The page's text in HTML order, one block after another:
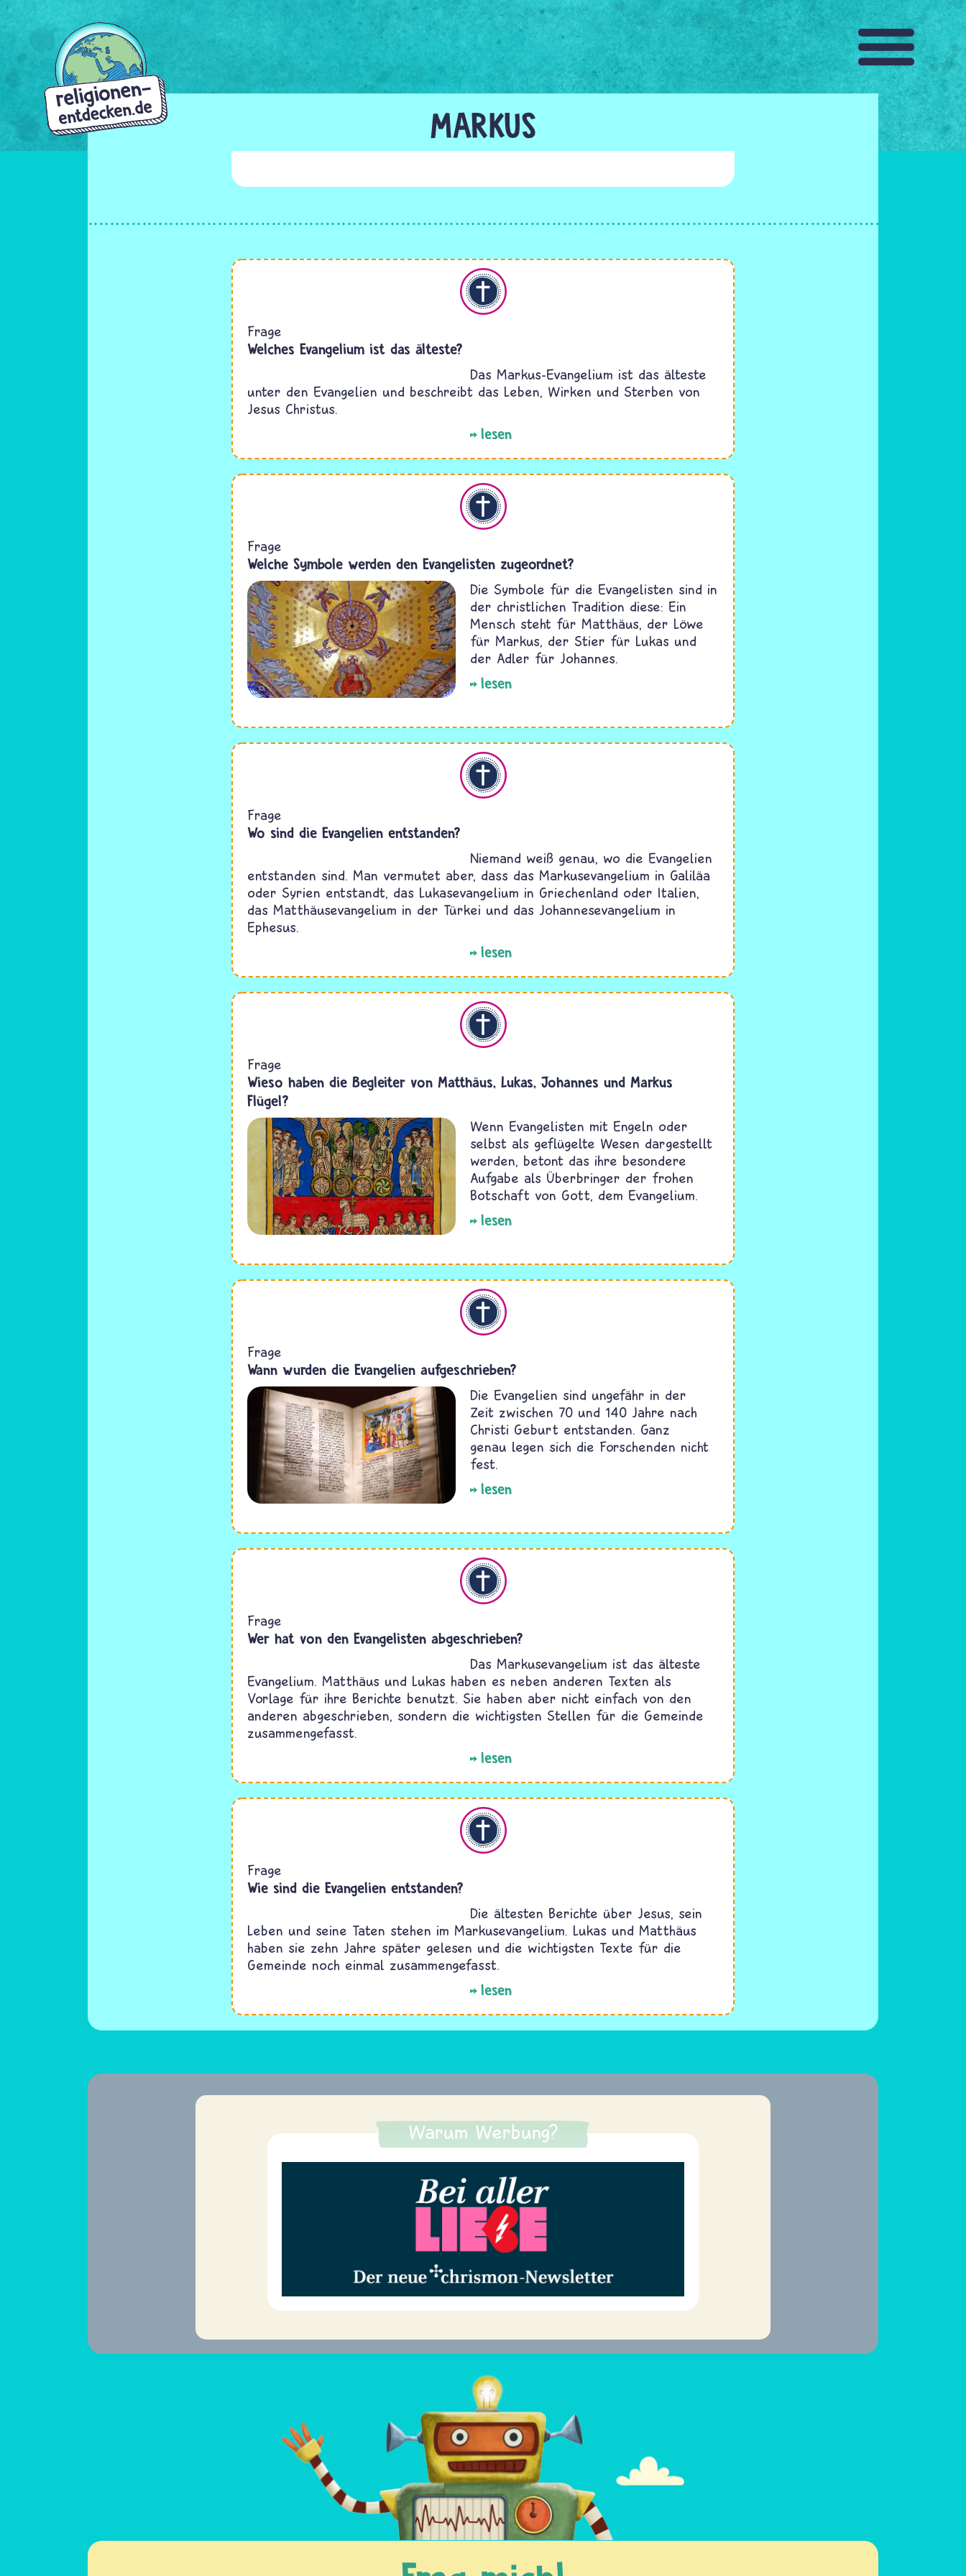
Direkt
MARKUS
Frage
Welches Evangelium ist das älteste?
Das Markus-Evangelium ist das älteste
unter den Evangelien und beschreibt das Leben, Wirken und Sterben von
Jesus Christus.
lesen
Frage
Welche Symbole werden den Evangelisten zugeordnet?
Die Symbole für die Evangelisten sind in
der christlichen Tradition diese: Ein
Mensch steht für Matthäus, der Löwe
für Markus, der Stier für Lukas und
der Adler für Johannes.
lesen
Frage
Wo sind die Evangelien entstanden?
Niemand weiß genau, wo die Evangelien
entstanden sind. Man vermutet aber, dass das Markusevangelium in Galiläa
oder Syrien entstandt, das Lukasevangelium in Griechenland oder Italien,
das Matthäusevangelium in der Türkei und das Johannesevangelium in
Ephesus.
lesen
Frage
Wieso haben die Begleiter von Matthäus, Lukas, Johannes und Markus
Flügel?
Wenn Evangelisten mit Engeln oder
selbst als geflügelte Wesen dargestellt
werden, betont das ihre besondere
Aufgabe als Überbringer der frohen
Botschaft von Gott, dem Evangelium.
lesen
Frage
Wann wurden die Evangelien aufgeschrieben?
Die Evangelien sind ungefähr in der
Zeit zwischen 70 und 140 Jahre nach
Christi Geburt entstanden. Ganz
genau legen sich die Forschenden nicht
fest.
lesen
Frage
Wer hat von den Evangelisten abgeschrieben?
Das Markusevangelium ist das älteste
Evangelium. Matthäus und Lukas haben es neben anderen Texten als
Vorlage für ihre Berichte benutzt. Sie haben aber nicht einfach von den
anderen abgeschrieben, sondern die wichtigsten Stellen für die Gemeinde
zusammengefasst.
lesen
Frage
Wie sind die Evangelien entstanden?
Die ältesten Berichte über Jesus, sein
Leben und seine Taten stehen im Markusevangelium. Lukas und Matthäus
haben sie zehn Jahre später gelesen und die wichtigsten Texte für die
Gemeinde noch einmal zusammengefasst.
lesen
Warum Werbung?